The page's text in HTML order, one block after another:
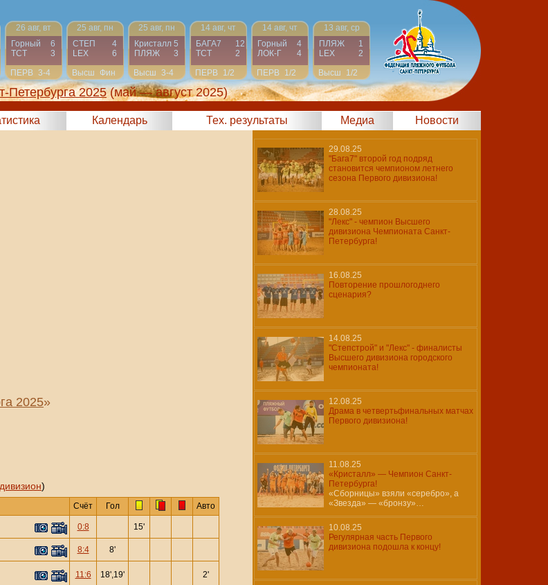
26 авг, вт
Горный
6
ТСТ
3
ПЕРВ 3-4
25 авг, пн
СТЕП
4
LEX
6
Высш Фин
25 авг, пн
Кристалл 5
ПЛЯЖ
3
Высш 3-4
14 авг, чт
БАГА7
12
ТСТ
2
ПЕРВ
1/2
14 авг, чт
Горный
4
ЛОК-Г
4
ПЕРВ
1/2
13 авг, ср
ПЛЯЖ
1
LEX
2
Высш
1/2
Петербурга 2025 (май — август 2025)
Календарь Тех. результаты Медиа Новости
2025»
)
Счёт Гол Авто
0:8 15'
8:4 8'
11:6 18',19' 2'
29.08.25
"Бага7" второй год подряд
становится чемпионом летнего
сезона Первого дивизиона!
28.08.25
"Лекс" - чемпион Высшего
дивизиона Чемпионата Санкт-
Петербурга!
16.08.25
Повторение прошлогоднего
сценария?
14.08.25
"Степстрой" и "Лекс" - финалисты
Высшего дивизиона городского
чемпионата!
12.08.25
Драма в четвертьфинальных матчах
Первого дивизиона!
11.08.25
«Кристалл» — Чемпион Санкт-
Петербурга!
«Сборницы» взяли «серебро», а
«Звезда» — «бронзу»…
10.08.25
Регулярная часть Первого
дивизиона подошла к концу!